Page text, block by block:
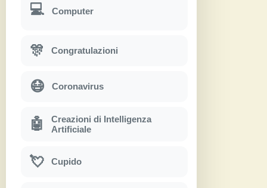
💻 Computer
🎊 Congratulazioni
😷 Coronavirus
🤖
Creazioni di Intelligenza
Artificiale
💘 Cupido